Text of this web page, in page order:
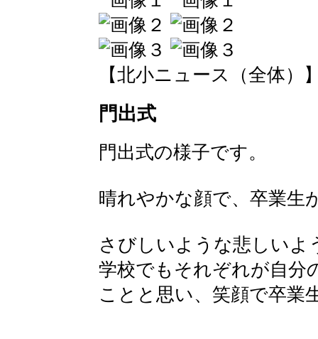
【北小ニュース（全体）
門出式
門出式の様子です。
晴れやかな顔で、卒業生
さびしいような悲しいよ
学校でもそれぞれが自分
ことと思い、笑顔で卒業